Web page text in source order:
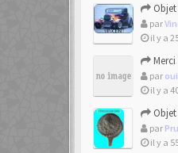
par
il y a
par
il y a
par
il y a